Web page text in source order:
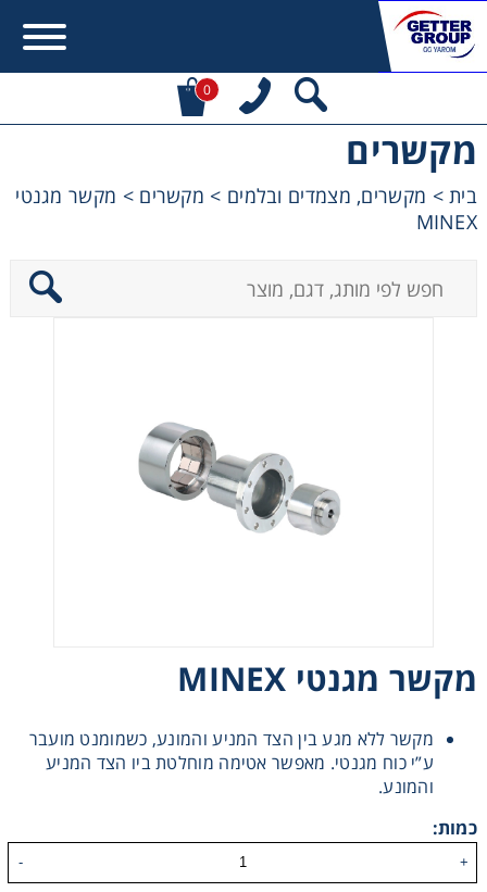
0
מקשרים
בית> מקשרים, מצמדים ובלמים > מקשרים > מקשר מגנטי
MINEX
מקשר מגנטי MINEX
מקשר ללא מגע בין הצד המניע והמונע, כשמומנט מועבר
ע”י כוח מגנטי. מאפשר אטימה מוחלטת ביו הצד המניע
והמונע.
כמות:
+
-
Contact form not found.
מקשרים, מצמדים ובלמים
שרשראות, גלגלי שרשרת וגלגלי שיניים
רצועות וי, רצועות תזמון וגלגלים
פיקוד ובקרה
רשתות ואביזרי מסוע